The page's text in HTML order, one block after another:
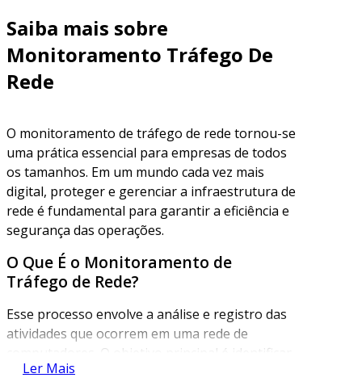
Saiba mais sobre
Monitoramento Tráfego De
Rede
O monitoramento de tráfego de rede tornou-se
uma prática essencial para empresas de todos
os tamanhos. Em um mundo cada vez mais
digital, proteger e gerenciar a infraestrutura de
rede é fundamental para garantir a eficiência e
segurança das operações.
O Que É o Monitoramento de
Tráfego de Rede?
Esse processo envolve a análise e registro das
atividades que ocorrem em uma rede de
computadores. O objetivo principal é identificar
padrões de uso, detectar anomalias e
Ler Mais